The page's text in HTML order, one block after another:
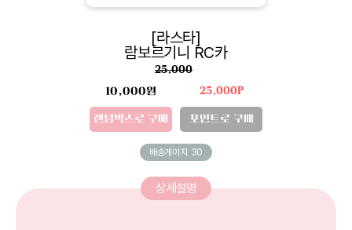
[라스타]
람보르기니 RC카
25,000
10,000원
랜덤박스로 구매
25,000P
포인트로 구매
배송게이지 30
상세설명